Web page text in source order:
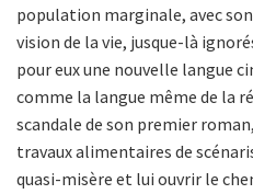
population marginale, avec
vision de la vie, jusque-là
pour eux une nouvelle langue
comme la langue même de la
scandale de son premier roman,
travaux alimentaires de
quasi-misère et lui ouvrir le